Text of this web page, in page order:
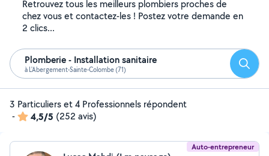
Retrouvez tous les meilleurs plombiers proches de
chez vous et contactez-les ! Postez votre demande en
2 clics...
Plomberie - Installation sanitaire
à L'Abergement-Sainte-Colombe (71)
3 Particuliers et 4 Professionnels répondent
-
4,5/5 (252 avis)
Auto-entrepreneur